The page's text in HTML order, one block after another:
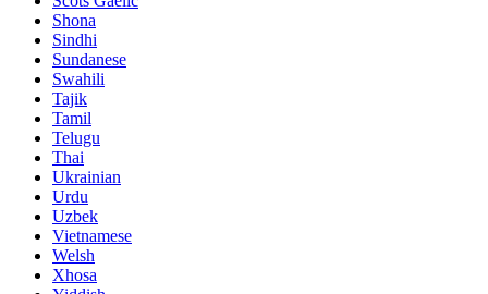
Shona
Sindhi
Sundanese
Swahili
Tajik
Tamil
Telugu
Thai
Ukrainian
Urdu
Uzbek
Vietnamese
Welsh
Xhosa